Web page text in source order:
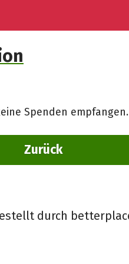
Spenden
Zurück
durch